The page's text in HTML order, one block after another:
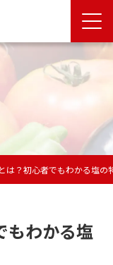
は？初心者でもわかる塩の
もわかる塩